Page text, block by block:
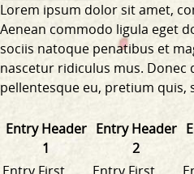
Lorem ipsum dolor sit amet,
Aenean commodo ligula eget
sociis natoque penatibus et
nascetur ridiculus mus. Donec
pellentesque eu, pretium quis,
Entry Header
1
Entry Header
2